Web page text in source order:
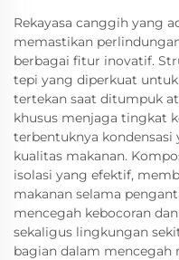
Rekayasa canggih yang
memastikan
berbagai fitur inovatif.
tepi yang diperkuat
tertekan saat ditumpuk
khusus menjaga tingkat
terbentuknya
kualitas makanan.
isolasi yang efektif,
makanan selama
mencegah kebocoran
sekaligus lingkungan
bagian dalam mencegah